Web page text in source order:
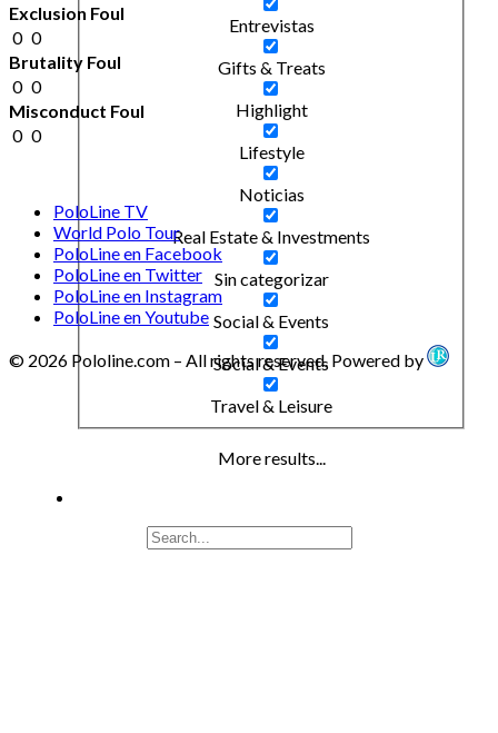
Entrevistas
Gifts & Treats
Highlight
Lifestyle
Noticias
Real Estate & Investments
Sin categorizar
Social & Events
Social & Events
Travel & Leisure
More results...
Exclusion Foul
0 0
Brutality Foul
0 0
Misconduct Foul
0 0
PoloLine TV
World Polo Tour
PoloLine en Facebook
PoloLine en Twitter
PoloLine en Instagram
PoloLine en Youtube
© 2026 Pololine.com – All rights reserved. Powered by